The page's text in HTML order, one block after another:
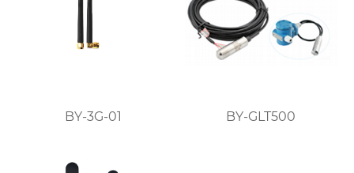
BY-3G-01 BY-GLT500